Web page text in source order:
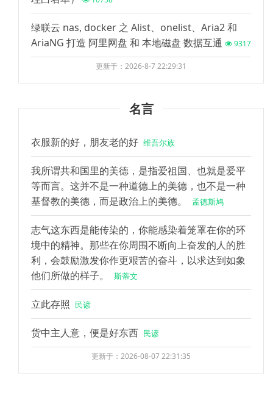
绿联云 nas, docker 之 Alist、onelist、Aria2 和
AriaNG 打造 阿里网盘 和 本地磁盘 数据互通
9317
更新于：2026-8-7 22:29:31
名言
衣服新的好，朋友老的好 维吾尔族
我所谓共和国里的美德，是指爱祖国、也就是爱平
等而言。这并不是一种道德上的美德，也不是一种
基督教的美德，而是政治上的美德。
孟德斯鸠
志气这东西是能传染的，你能感染着笼罩在你的环
境中的精神。那些在你周围不断向上奋发的人的胜
利，会鼓励激发你作更艰苦的奋斗，以求达到如象
他们所做的样子。
斯蒂文
立此存照 民谚
货中主人意，便是好东西 民谚
更新于：2026-08-07 22:31:35